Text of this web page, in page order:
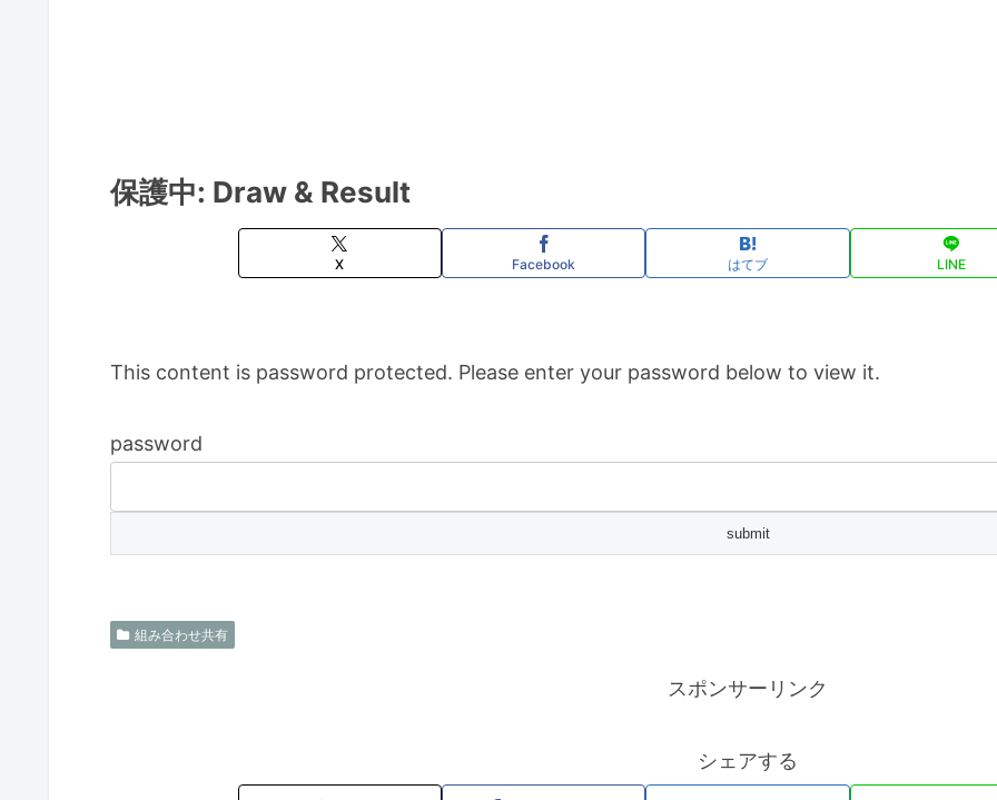
保護中: Draw & Result
X Facebook はてブ LINE
This content is password protected. Please enter your password below to view it.
password
組み合わせ共有
スポンサーリンク
シェアする